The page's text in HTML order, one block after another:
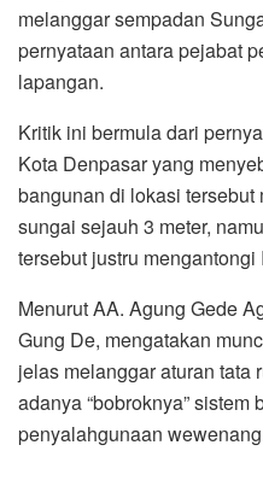
melanggar sempadan
pernyataan antara pejabat
lapangan.
​Kritik ini bermula dari
Kota Denpasar yang
bangunan di lokasi
sungai sejauh 3 meter,
tersebut justru mengantongi
​​Menurut AA. Agung Gede
Gung De, mengatakan
jelas melanggar aturan tata
adanya “bobroknya” sistem
penyalahgunaan